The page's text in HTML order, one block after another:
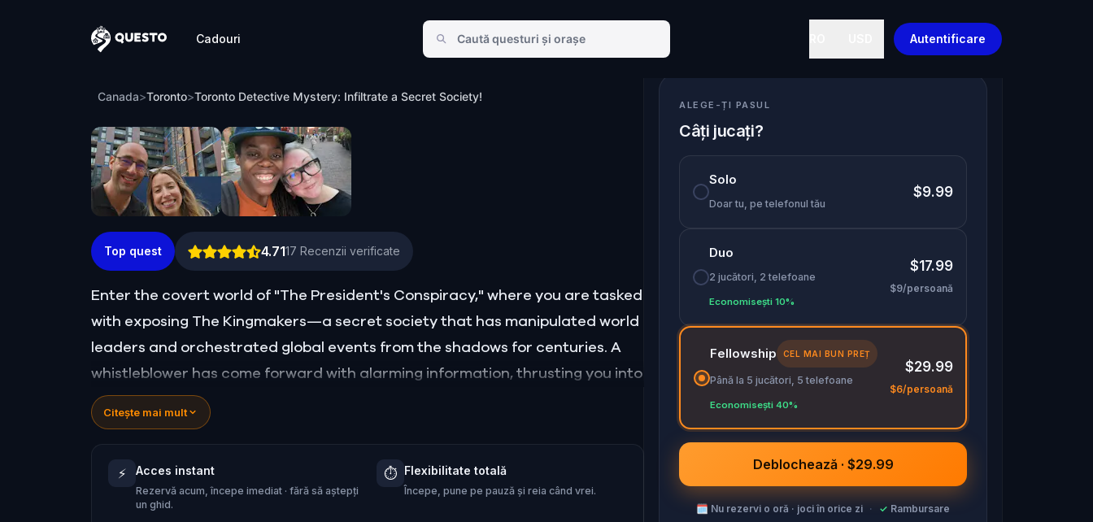
Questo
Cadouri Autentificare
Toronto Detective Mystery: Infiltrate a Secret Society!
Canada>Toronto>Toronto Detective Mystery: Infiltrate a Secret Society!
Top quest 4.7117 Recenzii verificate
Enter the covert world of "The President's Conspiracy," where you are tasked
with exposing The Kingmakers—a secret society that has manipulated world
leaders and orchestrated global events from the shadows for centuries. A
whistleblower has come forward with alarming information, thrusting you into
a high-stakes game of deceit.
Your mission: stay one step ahead, decode the secrets, and unravel the
Will you be the one to expose the truth and save the world from an invisible
tyranny?
Citește mai mult
⚡ Acces instant
Rezervă acum, începe imediat · fără să aștepți
un ghid.
⏱️ Flexibilitate totală
Începe, pune pe pauză și reia când vrei.
ALEGE-ȚI PASUL
Câți jucați?
Solo
Doar tu, pe telefonul tău
$9.99
Duo
2 jucători, 2 telefoane
Economisești 10%
$17.99
$9/persoană
Fellowship CEL MAI BUN PREȚ
Până la 5 jucători, 5 telefoane
Economisești 40%
$29.99
$6/persoană
Deblochează · $29.99
🗓 Nu rezervi o oră · joci în orice zi · ✓ Rambursare